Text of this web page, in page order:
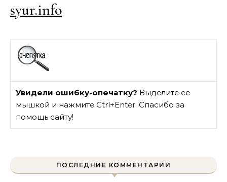
syur.info
Увидели ошибку-опечатку? Выделите ее
мышкой и нажмите Ctrl+Enter. Спасибо за
помощь сайту!
ПОСЛЕДНИЕ КОММЕНТАРИИ